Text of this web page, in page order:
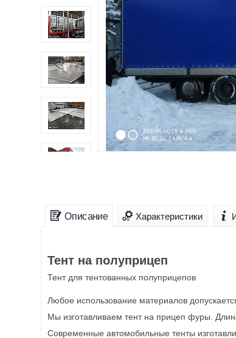
Описание Характеристики
Тент на полуприцеп
Тент для тентованных полуприцепов
Любое использование материалов
Мы изготавливаем тент на прицеп фуры.
Современные автомобильные тенты